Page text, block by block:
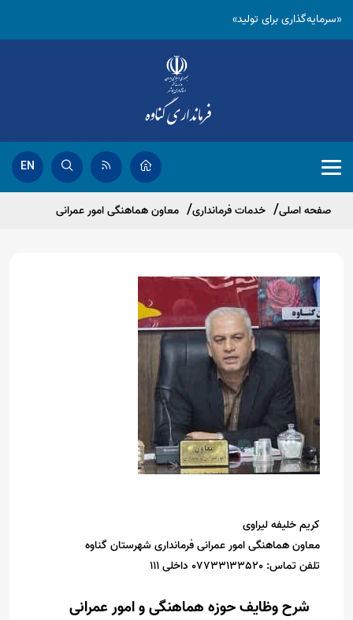
«سرمایه‌گذاری برای تولید»
EN
صفحه اصلی خدمات فرمانداری معاون هماهنگی امور عمرانی
کریم خلیفه لیراوی
معاون هماهنگی امور عمرانی فرمانداری شهرستان گناوه
تلفن تماس: 07733133520 داخلی 111
شرح وظایف حوزه هماهنگی و امور عمرانی